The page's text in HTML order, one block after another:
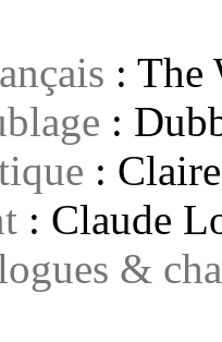
: The
:
:
: Claude
&